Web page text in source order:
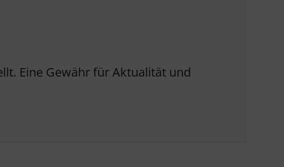
Eine Gewähr für Aktualität und